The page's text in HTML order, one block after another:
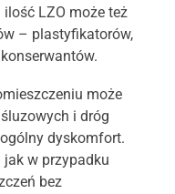
ilość LZO może też
– plastyfikatorów,
może
i dróg
dyskomfort.
jak w przypadku
bez